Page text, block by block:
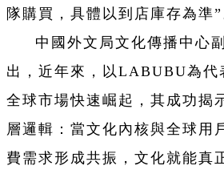
隊購買，具體以到店庫存為準”
中國外文局文化傳播中心
出，近年來，以LABUBU為代
全球市場快速崛起，其成功揭
層邏輯：當文化內核與全球用
費需求形成共振，文化就能真